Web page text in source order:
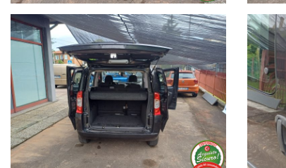
Visita il nostro sito : www.gbbmotors.it
Seguici su Facebook : G.B.B. MOTORS
Contatto Skipe : Emanuele Gusson
Dilazionamenti in sede personalizzati fino a 72 mesi
GARANZIA guasti fino a 60 mesi
FINANZIAMENTO senza anticipo
GESTIONE dell'usato in permuta
TRASPORTO e consegna a domicilio